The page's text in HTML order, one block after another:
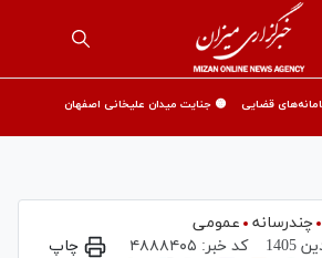
قضایی 🟡 جنایت میدان علیخانی اصفهان
چندرسانه
عمومی
کد خبر: ۴۸۸۸۴۰۵ چاپ